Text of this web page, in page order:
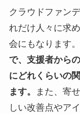
クラウドファン
れだけ人々に求
会にもなります。
で、支援者から
にどれくらいの
ます。
また、寄
しい改善点やア